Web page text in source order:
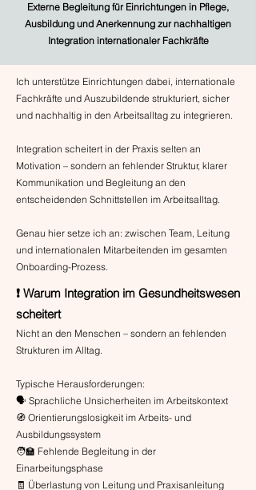
Externe Begleitung für Einrichtungen in Pflege,
Ausbildung und Anerkennung zur nachhaltigen
Integration internationaler Fachkräfte
Ich unterstütze Einrichtungen dabei, internationale
Fachkräfte und Auszubildende strukturiert, sicher
und nachhaltig in den Arbeitsalltag zu integrieren.
Integration scheitert in der Praxis selten an
Motivation – sondern an fehlender Struktur, klarer
Kommunikation und Begleitung an den
entscheidenden Schnittstellen im Arbeitsalltag.
Genau hier setze ich an: zwischen Team, Leitung
und internationalen Mitarbeitenden im gesamten
Onboarding-Prozess.
❗ Warum Integration im Gesundheitswesen
scheitert
Nicht an den Menschen – sondern an fehlenden
Strukturen im Alltag.
Typische Herausforderungen:
🗣️ Sprachliche Unsicherheiten im Arbeitskontext
🧭 Orientierungslosigkeit im Arbeits- und
Ausbildungssystem
🧑‍🏫 Fehlende Begleitung in der
Einarbeitungsphase
🧾 Überlastung von Leitung und Praxisanleitung